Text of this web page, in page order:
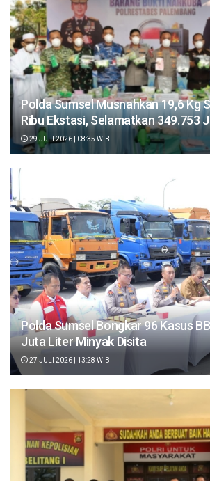
Polda Sumsel Musnahkan 19,6 Kg
Ribu Ekstasi, Selamatkan 349.753
29 JULI 2026 | 08:35 WIB
Polda Sumsel Bongkar 96 Kasus
Juta Liter Minyak Disita
27 JULI 2026 | 13:28 WIB